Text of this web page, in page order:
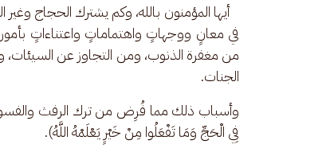
أيها المؤمنون بالله، وكم يشترك الحجاج
في معانٍ ووجهاتٍ واهتماماتٍ واعتناءاتٍ بأمور
من مغفرة الذنوب، ومن التجاوز عن
الجنات.
وأسباب ذلك مما فُرِض من ترك الرفث
فِي الْحَجِّ وَمَا تَفْعَلُوا مِنْ خَيْرٍ يَعْلَمْهُ اللَّهُ).